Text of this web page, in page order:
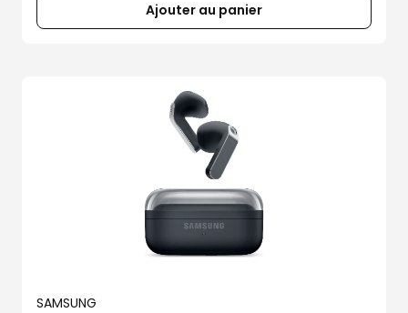
Ajouter au panier
SAMSUNG